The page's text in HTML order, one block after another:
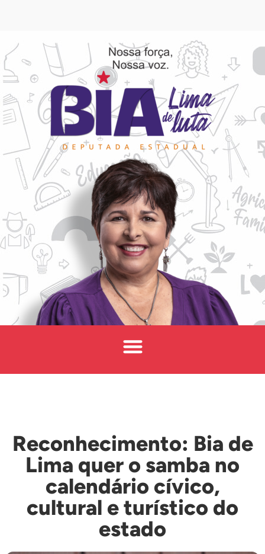
Reconhecimento: Bia de
Lima quer o samba no
calendário cívico,
cultural e turístico do
estado